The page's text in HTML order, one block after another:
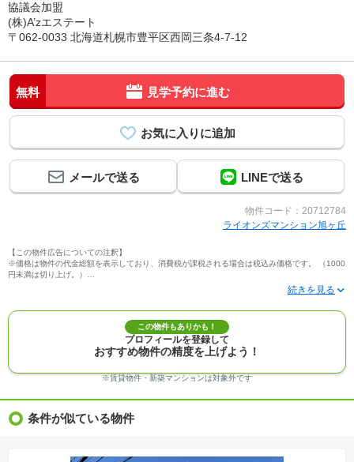
協議会加盟
(株)A’zエステート
〒062-0033 北海道札幌市豊平区西岡三条4-7-12
無料 見学予約に進む
メールで送る LINEで送る
物件コード：20712784
ライオンズマンション旭ヶ丘
【この物件広告についての注釈】
※価格は物件の代金総額を表示しており、消費税が課税される場合は税込み価格です。 （1000
円未満は切り上げ。）
※写真に写っている、またはパース（絵）や間取り図に描かれている家具や車などは、特にコ
※建築条件付き土地価格には、建物価格は含まれません。
※物件情報は、原則として情報提供日の２日前に最終確認した情報です。
※完成予想図はいずれも外構、植栽、外観等実際のものとは多少異なることがあります。
※モデルルーム・モデルハウス・展示場・ショールームの画像の場合、今回販売の物件と異な
※ＣＧ合成の画像の場合、実際とは多少異なる場合があります。
※物件特徴：販売戸数が複数の物件は、全ての住戸に該当しない項目もあります。
※価格更新：物件価格が変更された日から１週間表示されます。
この物件もありかも！
プロフィールを登録して
おすすめ物件の精度を上げよう！
※賃貸物件・新築マンションは対象外です
条件が似ている物件